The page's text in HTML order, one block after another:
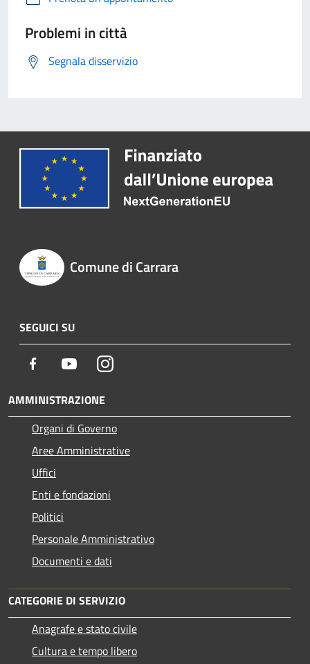
Problemi in città
Segnala disservizio
Comune di Carrara
SEGUICI SU
Facebook YoutubeInstagram
AMMINISTRAZIONE
Organi di Governo
Aree Amministrative
Uffici
Enti e fondazioni
Politici
Personale Amministrativo
Documenti e dati
CATEGORIE DI SERVIZIO
Anagrafe e stato civile
Cultura e tempo libero